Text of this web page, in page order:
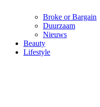
Broke or Bargain
Duurzaam
Nieuws
Beauty
Lifestyle